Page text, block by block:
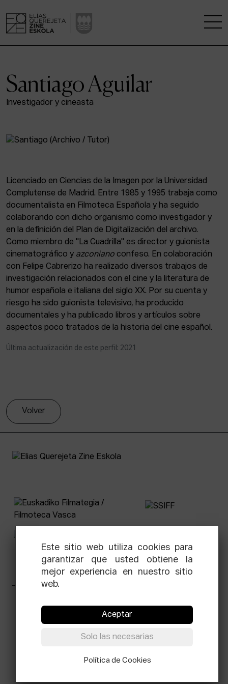
CENTRO DE INVESTIGACIÓN
KINOFABRIKA
COMUNIDAD
LA CASA DEL CINE
ACTUALIDAD
Admisión
Intranet
EUS
ESP ENG
Santiago Aguilar
Investigador y cineasta
Licenciado en Ciencias de la Imagen por la Universidad
Complutense de Madrid. Entre 1985 y 1995 trabaja como
documentalista en Filmoteca Española y ha seguido
colaborando con dicho organismo como investigador y
en la definición del Plan de Digitalización del archivo.
Como miembro de "La Cuadrilla" es director y guionista
cinematográfico y azconiano confeso. En colaboración
con Felipe Cabrerizo ha realizado diversos trabajos de
investigación relacionados con el cine y la literatura de
humor española e italiana del siglo XX. Por su cuenta y
riesgo ha sido guionista televisivo, ha producido
documentales y ha publicado libros y artículos sobre
aspectos poco tratados de la historia del cine español.
Última actualización de este perfil: 2021
Volver
Tabakalera · Andre zigarrogileak plaza, 1
T.0034 943 545 005
Este sitio web utiliza cookies para
garantizar que usted obtiene la
mejor experiencia en nuestro sitio
web.
Aceptar
Solo las necesarias
Política de Cookies